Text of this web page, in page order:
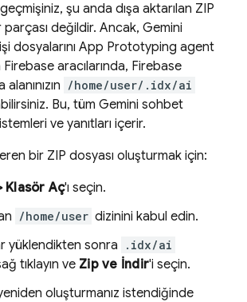
şu anda dışa aktarılan ZIP
parçası değildir. Ancak, Gemini
dosyalarını App Prototyping agent
Firebase aracılarında, Firebase
alanınızın /home/user/.idx/ai
Bu, tüm Gemini sohbet
ve yanıtları içerir.
bir ZIP dosyası oluşturmak için:
Klasör Aç'ı seçin.
/home/user dizinini kabul edin.
yüklendikten sonra
.idx/ai
tıklayın ve Zip ve İndir'i seçin.
oluşturmanız istendiğinde